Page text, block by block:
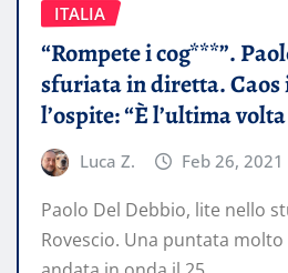
ITALIA
“Rompete i cog***”.
sfuriata in diretta. Caos
l’ospite: “È l’ultima
Luca Z. Feb 26, 2021
Paolo Del Debbio, lite nello
Rovescio. Una puntata